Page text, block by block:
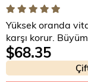
Yüksek oranda
karşı korur.
$68.35